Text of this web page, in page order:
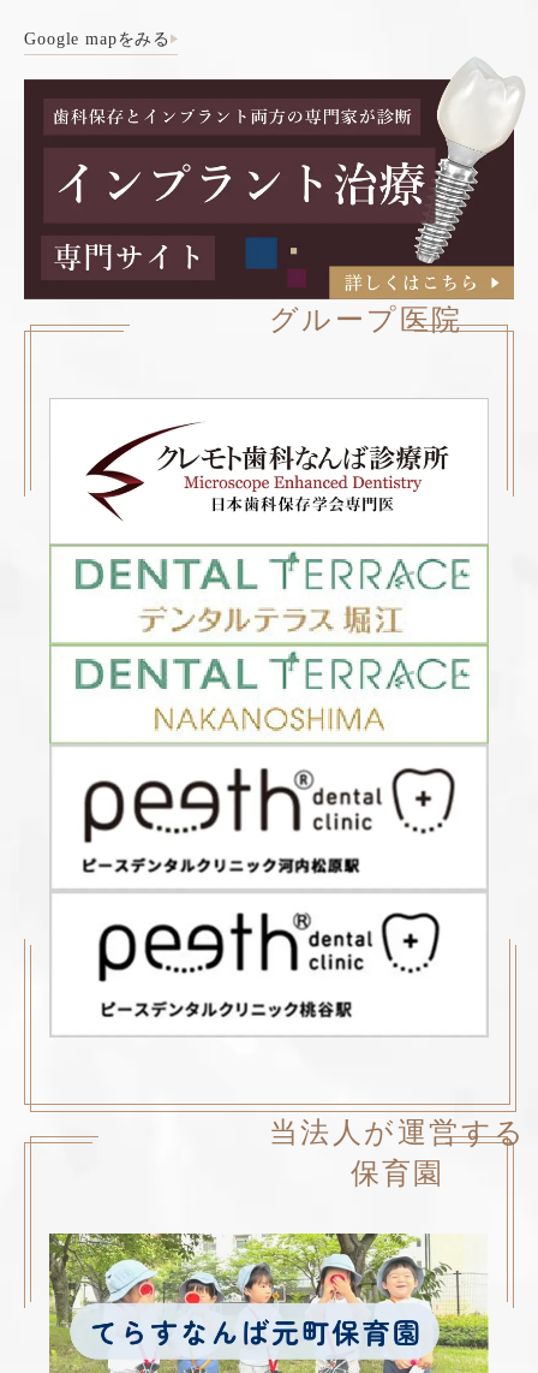
Google mapをみる
グループ医院
当法人が運営する
保育園